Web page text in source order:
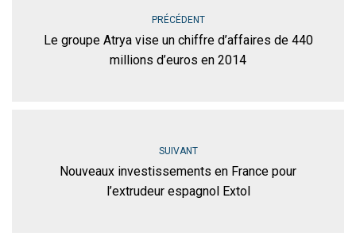
PRÉCÉDENT
Le groupe Atrya vise un chiffre d’affaires de 440
millions d’euros en 2014
SUIVANT
Nouveaux investissements en France pour
l’extrudeur espagnol Extol